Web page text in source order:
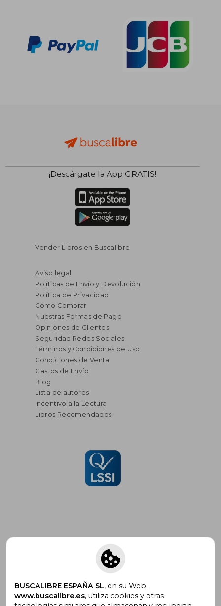
¡Descárgate la App GRATIS!
Vender Libros en Buscalibre
Aviso legal
Políticas de Envío y Devolución
Política de Privacidad
Cómo Comprar
Nuestras Formas de Pago
Opiniones de Clientes
Seguridad Redes Sociales
Términos y Condiciones de Uso
Condiciones de Venta
Gastos de Envío
Blog
Lista de autores
Incentivo a la Lectura
Libros Recomendados
Suscríbete para recibir ofertas y
promociones
BUSCALIBRE ESPAÑA SL, en su Web,
www.buscalibre.es, utiliza cookies y otras